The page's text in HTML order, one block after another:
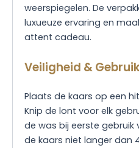
weerspiegelen. De
luxueuze ervaring en
attent cadeau.
Veiligheid &
Plaats de kaars op een
Knip de lont voor elk
de was bij eerste gebruik
de kaars niet langer dan